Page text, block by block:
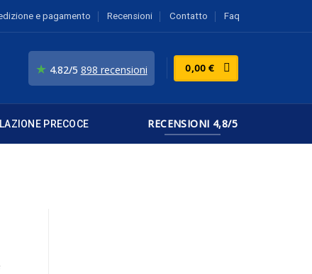
e pagamento Recensioni Contatto Faq
★ 4.82/5 898 recensioni 0,00€
PRECOCE RECENSIONI 4,8/5